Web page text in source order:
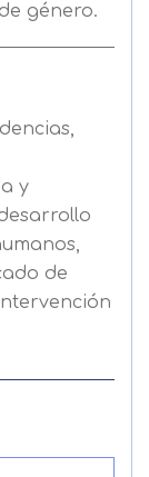
género.
y
de